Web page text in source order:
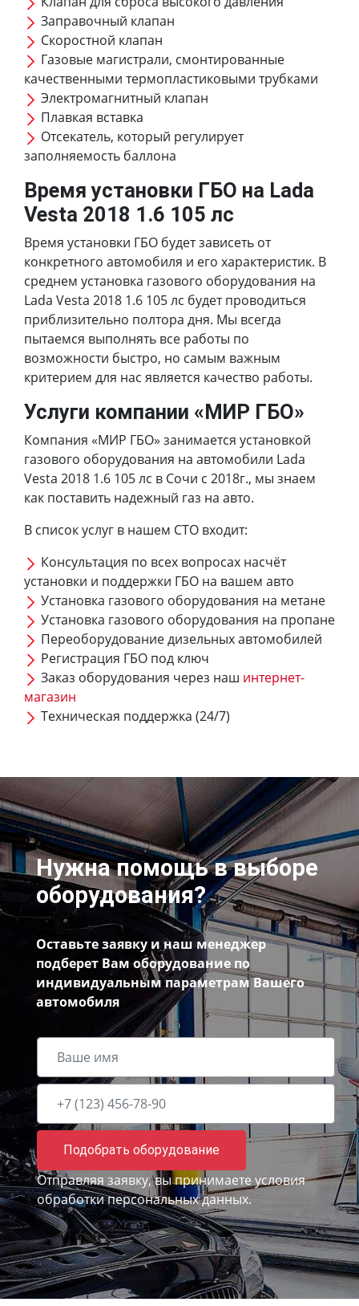
Заправочный клапан
Скоростной клапан
Газовые магистрали, смонтированные
качественными термопластиковыми трубками
Электромагнитный клапан
Плавкая вставка
Отсекатель, который регулирует
заполняемость баллона
Время установки ГБО на Lada
Vesta 2018 1.6 105 лс
Время установки ГБО будет зависеть от
конкретного автомобиля и его характеристик. В
среднем установка газового оборудования на
Lada Vesta 2018 1.6 105 лс будет проводиться
приблизительно полтора дня. Мы всегда
пытаемся выполнять все работы по
возможности быстро, но самым важным
критерием для нас является качество работы.
Услуги компании «МИР ГБО»
Компания «МИР ГБО» занимается установкой
газового оборудования на автомобили Lada
Vesta 2018 1.6 105 лс в Сочи с 2018г., мы знаем
как поставить надежный газ на авто.
В список услуг в нашем СТО входит:
Консультация по всех вопросах насчёт
установки и поддержки ГБО на вашем авто
Установка газового оборудования на метане
Установка газового оборудования на пропане
Переоборудование дизельных автомобилей
Регистрация ГБО под ключ
Заказ оборудования через наш интернет-
магазин
Техническая поддержка (24/7)
Нужна помощь в выборе
оборудования?
Оставьте заявку и наш менеджер
подберет Вам оборудование по
индивидуальным параметрам Вашего
автомобиля
Подобрать оборудование
Отправляя заявку, вы принимаете условия
обработки персональных данных.